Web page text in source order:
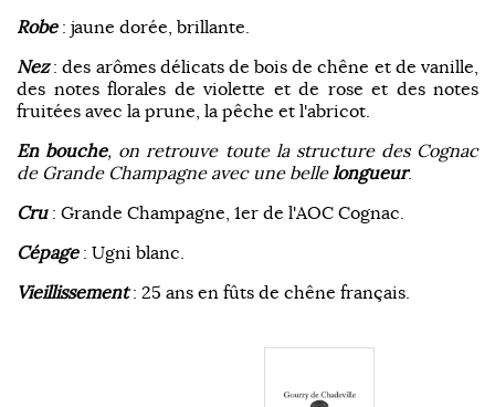
Robe: jaune dorée, brillante.
Nez: des arômes délicats de bois de chêne et de vanille,
des notes florales de violette et de rose et des notes
fruitées avec la prune, la pêche et l'abricot.
En bouche, on retrouve toute la structure des Cognac
de Grande Champagne avec une bellelongueur.
Cru: Grande Champagne, 1er de l'AOC Cognac.
Cépage: Ugni blanc.
Vieillissement: 25 ans en fûts de chêne français.